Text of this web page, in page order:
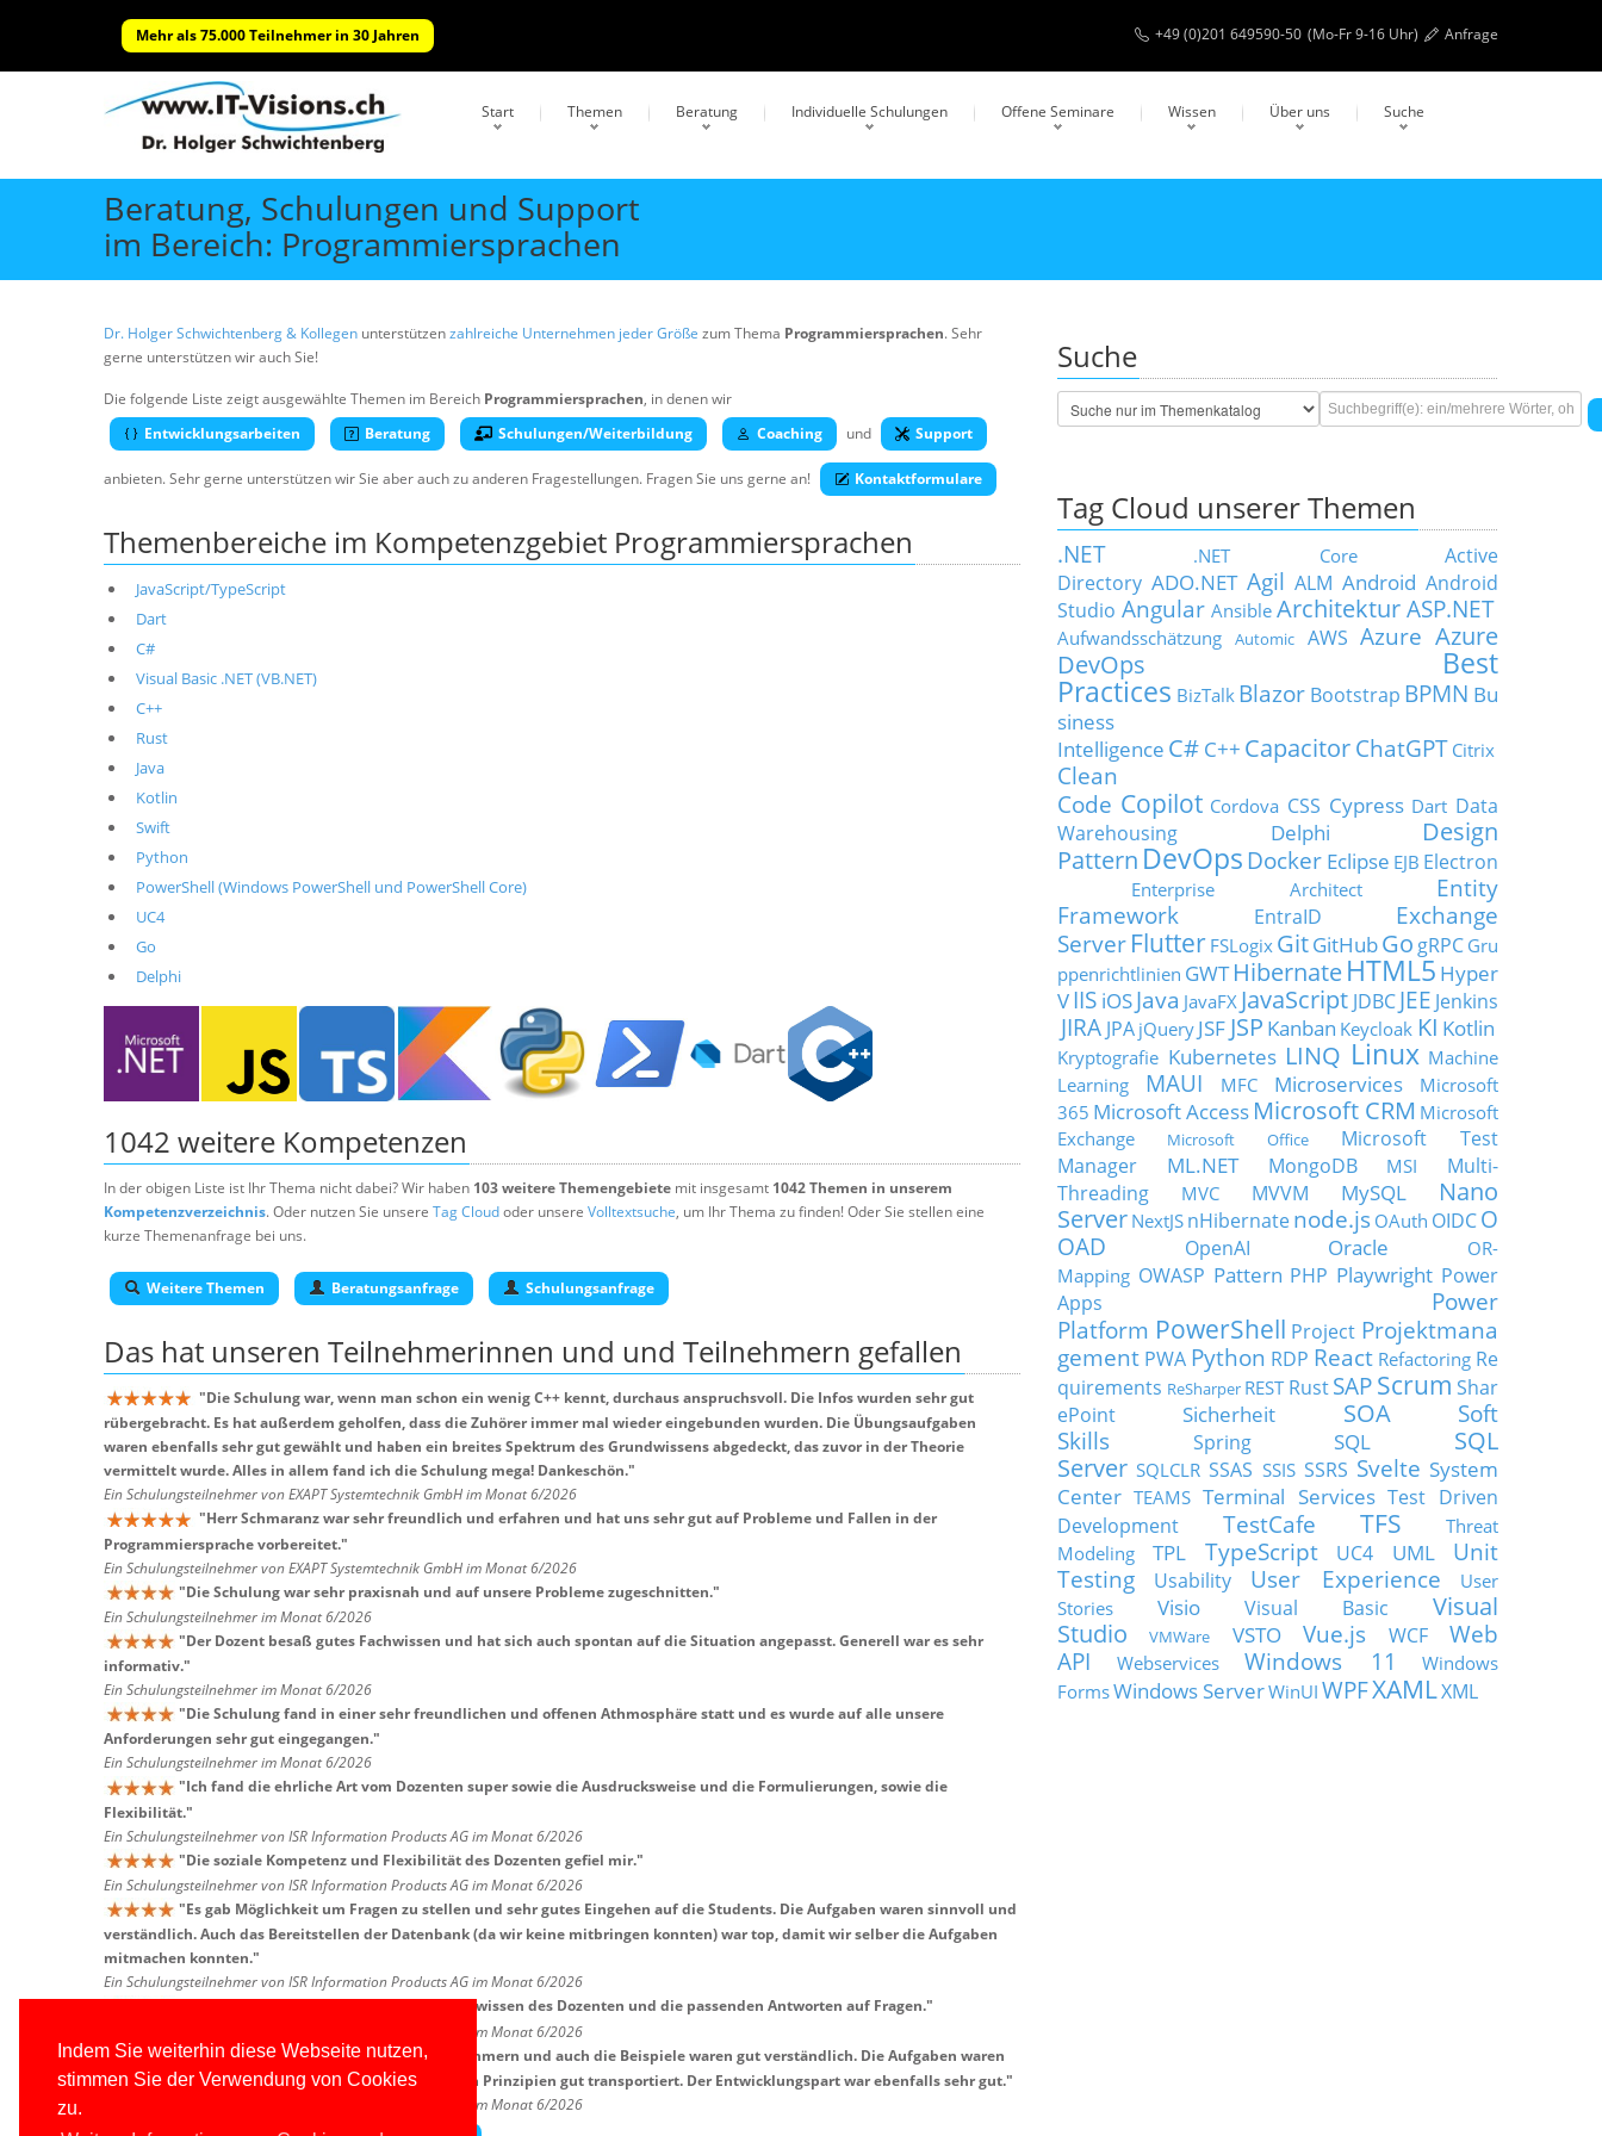
Indem Sie weiterhin diese Webseite nutzen,
stimmen Sie der Verwendung von Cookies
zu.
Mehr als 75.000 Teilnehmer in 30 Jahren +49 (0)201 649590-50 (Mo-Fr 9-16 Uhr) Anfrage
Start Themen Beratung Individuelle Schulungen Offene Seminare Wissen Über uns Suche
Beratung, Schulungen und Support
im Bereich: Programmiersprachen
Dr. Holger Schwichtenberg & Kollegen unterstützenzahlreiche Unternehmen jeder Größe zum Thema Programmiersprachen. Sehr
gerne unterstützen wir auch Sie!
Die folgende Liste zeigt ausgewählte Themen im Bereich Programmiersprachen, in denen wir
Entwicklungsarbeiten
Beratung Schulungen/Weiterbildung Coaching und Support
anbieten. Sehr gerne unterstützen wir Sie aber auch zu anderen Fragestellungen. Fragen Sie uns gerne an! Kontaktformulare
Themenbereiche im Kompetenzgebiet Programmiersprachen
JavaScript/TypeScript
Dart
C#
Visual Basic .NET (VB.NET)
C++
Rust
Java
Kotlin
Swift
Python
PowerShell (Windows PowerShell und PowerShell Core)
UC4
Go
Delphi
1042 weitere Kompetenzen
In der obigen Liste ist Ihr Thema nicht dabei? Wir haben 103 weitere Themengebiete mit insgesamt 1042 Themen in unserem
Kompetenzverzeichnis. Oder nutzen Sie unsere Tag Cloudoder unsere Volltextsuche, um Ihr Thema zu finden! Oder Sie stellen eine
kurze Themenanfrage bei uns.
Weitere Themen Beratungsanfrage Schulungsanfrage
Das hat unseren Teilnehmerinnen und und Teilnehmern gefallen
"Die Schulung war, wenn man schon ein wenig C++ kennt, durchaus anspruchsvoll. Die Infos wurden sehr gut
rübergebracht. Es hat außerdem geholfen, dass die Zuhörer immer mal wieder eingebunden wurden. Die Übungsaufgaben
waren ebenfalls sehr gut gewählt und haben ein breites Spektrum des Grundwissens abgedeckt, das zuvor in der Theorie
vermittelt wurde. Alles in allem fand ich die Schulung mega! Dankeschön."
Ein Schulungsteilnehmer von EXAPT Systemtechnik GmbH im Monat 6/2026
"Herr Schmaranz war sehr freundlich und erfahren und hat uns sehr gut auf Probleme und Fallen in der
Programmiersprache vorbereitet."
Ein Schulungsteilnehmer von EXAPT Systemtechnik GmbH im Monat 6/2026
"Die Schulung war sehr praxisnah und auf unsere Probleme zugeschnitten."
Ein Schulungsteilnehmer im Monat 6/2026
"Der Dozent besaß gutes Fachwissen und hat sich auch spontan auf die Situation angepasst. Generell war es sehr
informativ."
Ein Schulungsteilnehmer im Monat 6/2026
"Die Schulung fand in einer sehr freundlichen und offenen Athmosphäre statt und es wurde auf alle unsere
Anforderungen sehr gut eingegangen."
Ein Schulungsteilnehmer im Monat 6/2026
"Ich fand die ehrliche Art vom Dozenten super sowie die Ausdrucksweise und die Formulierungen, sowie die
Flexibilität."
Ein Schulungsteilnehmer von ISR Information Products AG im Monat 6/2026
"Die soziale Kompetenz und Flexibilität des Dozenten gefiel mir."
Ein Schulungsteilnehmer von ISR Information Products AG im Monat 6/2026
"Es gab Möglichkeit um Fragen zu stellen und sehr gutes Eingehen auf die Students. Die Aufgaben waren sinnvoll und
verständlich. Auch das Bereitstellen der Datenbank (da wir keine mitbringen konnten) war top, damit wir selber die Aufgaben
mitmachen konnten."
Ein Schulungsteilnehmer von ISR Information Products AG im Monat 6/2026
"Ich mochte die Praxisaufgaben, das Fachwissen des Dozenten und die passenden Antworten auf Fragen."
Ein Schulungsteilnehmer von ISR Information Products AG im Monat 6/2026
"Die Interaktion mit den Schulungsteilnehmern und auch die Beispiele waren gut verständlich. Die Aufgaben waren
einfach strukturiert und haben die zu vermittelnden Prinzipien gut transportiert. Der Entwicklungspart war ebenfalls sehr gut."
Ein Schulungsteilnehmer von ISR Information Products AG im Monat 6/2026
Suche
Tag Cloud unserer Themen
.NET .NET Core
Active
Directory ADO.NET Agil ALM Android Android
Studio Angular Ansible Architektur ASP.NET
Aufwandsschätzung Automic AWS Azure Azure
DevOps
Best
Practices BizTalk Blazor Bootstrap BPMN Bu
siness
Intelligence C# C++ Capacitor ChatGPT Citrix
Clean
Code Copilot Cordova CSS Cypress Dart Data
Warehousing
Delphi
Design
Pattern DevOps Docker Eclipse EJB Electron
Enterprise Architect
Entity
Framework
EntraID
Exchange
Server Flutter FSLogix GitGitHubGo gRPC Gru
ppenrichtlinien GWT HibernateHTML5 Hyper
VIIS iOSJava JavaFX JavaScript JDBC JEE Jenkins
JIRA JPA jQuery JSF JSP Kanban Keycloak KI Kotlin
Kryptografie Kubernetes LINQ Linux Machine
Learning
MAUI MFC Microservices
Microsoft
365 Microsoft Access Microsoft CRM Microsoft
Exchange
Microsoft Office
Microsoft Test
Manager
ML.NET MongoDB MSI
Multi-
Threading
MVC MVVM MySQL
Nano
Server NextJS nHibernatenode.js OAuth OIDCO
OAD
OpenAI Oracle
OR-
Mapping OWASP Pattern PHP Playwright Power
Apps
Power
Platform PowerShell Project Projektmana
gement PWA Python RDP React Refactoring Re
quirements ReSharper REST Rust SAP Scrum Shar
ePoint
Sicherheit SOA
Soft
Skills
Spring SQL
SQL
Server SQLCLR SSAS SSIS SSRS Svelte System
Center TEAMS Terminal Services Test Driven
Development
TestCafe TFS
Threat
Modeling
TPL TypeScript UC4 UML
Unit
Testing
Usability User Experience
User
Stories
Visio Visual Basic
Visual
Studio
VMWare VSTO Vue.js WCF
Web
API
Webservices Windows 11
Windows
FormsWindows ServerWinUI WPFXAMLXML